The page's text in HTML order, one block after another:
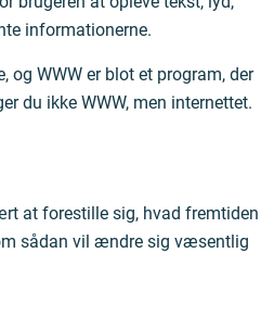
informationerne.
og WWW er blot et program, der
du ikke WWW, men internettet.
at forestille sig, hvad fremtiden
sådan vil ændre sig væsentlig